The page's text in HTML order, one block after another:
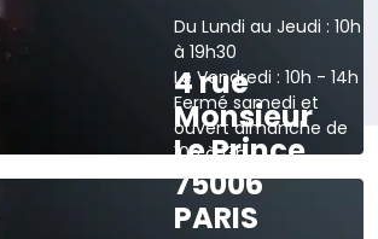
Du Lundi au Jeudi : 10h
à 19h30
Le Vendredi : 10h - 14h
Fermé samedi et
ouvert dimanche de
10h à 13h
Voir sur la carte
4 rue
Monsieur
Le Prince
75006
PARIS